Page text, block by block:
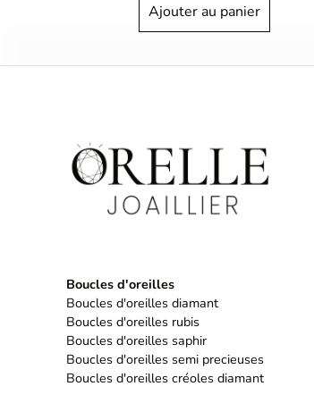
Ajouter au panier
Boucles d'oreilles
Boucles d'oreilles diamant
Boucles d'oreilles rubis
Boucles d'oreilles saphir
Boucles d'oreilles semi precieuses
Boucles d'oreilles créoles diamant